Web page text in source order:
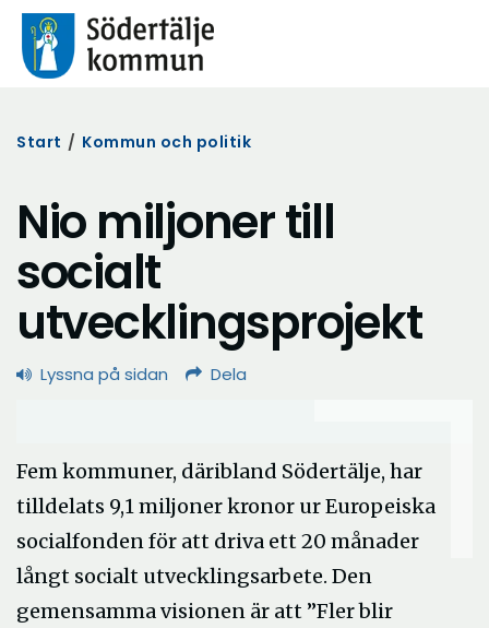
Start / Kommun och politik
Nio miljoner till
socialt
utvecklingsprojekt
Lyssna på sidan Dela
Fem kommuner, däribland Södertälje, har
tilldelats 9,1 miljoner kronor ur Europeiska
socialfonden för att driva ett 20 månader
långt socialt utvecklingsarbete. Den
gemensamma visionen är att ”Fler blir